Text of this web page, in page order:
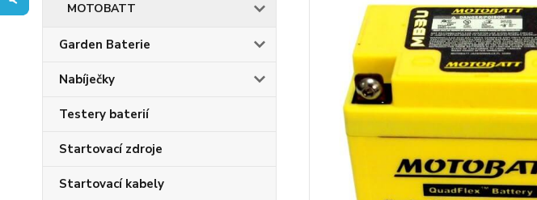
MOTOBATT
Garden Baterie
Nabíječky
Testery baterií
Startovací zdroje
Startovací kabely